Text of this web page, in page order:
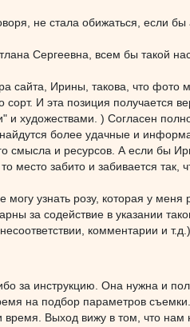
не стала обижаться, если
Сергеевна, всем бы такой
сайта, Ирины, такова, что фото
сорт. И эта позиция получается
и художествами. ) Согласен
более удачные и
смысла и ресурсов. А если бы
место забито и забивается так,
могу узнать розу, которая у меня
за содействие в указании
комментарии и
за инструкцию. Она нужна и
на подбор параметров
время. Выход вижу в том, что